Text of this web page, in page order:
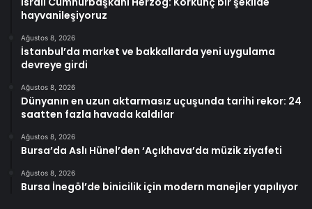
hayvanileşiyoruz
Ağustos 8, 2026
İstanbul’da market ve bakkallarda yeni uygulama
devreye girdi
Ağustos 8, 2026
Dünyanın en uzun aktarmasız uçuşunda tarihi rekor: 24
saatten fazla havada kaldılar
Ağustos 8, 2026
Bursa’da Aslı Hünel’den ‘Açıkhava’da müzik ziyafeti
Ağustos 8, 2026
Bursa İnegöl’de binicilik için modern manejler yapılıyor